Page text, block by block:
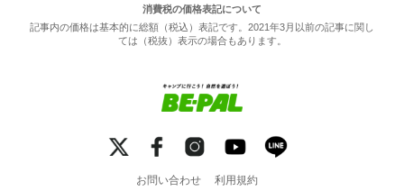
消費税の価格表記について
記事内の価格は基本的に総額（税込）表記です。2021年3月以前の記事に関し
ては（税抜）表示の場合もあります。
お問い合わせ 利用規約